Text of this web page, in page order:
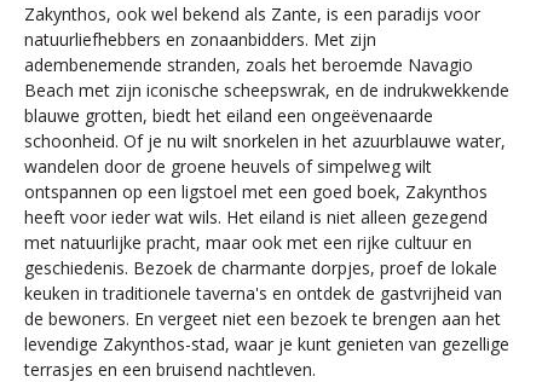
Zakynthos, ook wel bekend als Zante, is een paradijs voor
natuurliefhebbers en zonaanbidders. Met zijn
adembenemende stranden, zoals het beroemde Navagio
Beach met zijn iconische scheepswrak, en de indrukwekkende
blauwe grotten, biedt het eiland een ongeëvenaarde
schoonheid. Of je nu wilt snorkelen in het azuurblauwe water,
wandelen door de groene heuvels of simpelweg wilt
ontspannen op een ligstoel met een goed boek, Zakynthos
heeft voor ieder wat wils. Het eiland is niet alleen gezegend
met natuurlijke pracht, maar ook met een rijke cultuur en
geschiedenis. Bezoek de charmante dorpjes, proef de lokale
keuken in traditionele taverna's en ontdek de gastvrijheid van
de bewoners. En vergeet niet een bezoek te brengen aan het
levendige Zakynthos-stad, waar je kunt genieten van gezellige
terrasjes en een bruisend nachtleven.